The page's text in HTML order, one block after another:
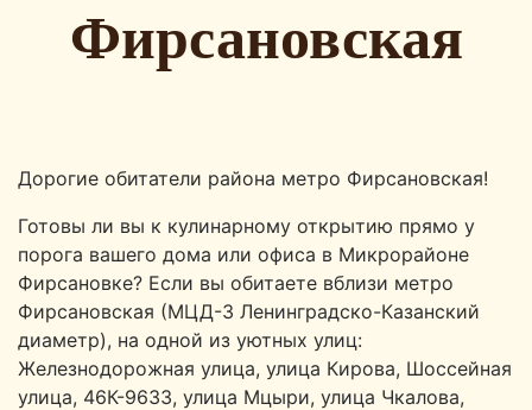
Фирсановская
Дорогие обитатели района метро Фирсановская!
Готовы ли вы к кулинарному открытию прямо у
порога вашего дома или офиса в Микрорайоне
Фирсановке? Если вы обитаете вблизи метро
Фирсановская (МЦД-3 Ленинградско-Казанский
диаметр), на одной из уютных улиц:
Железнодорожная улица, улица Кирова, Шоссейная
улица, 46К-9633, улица Мцыри, улица Чкалова,